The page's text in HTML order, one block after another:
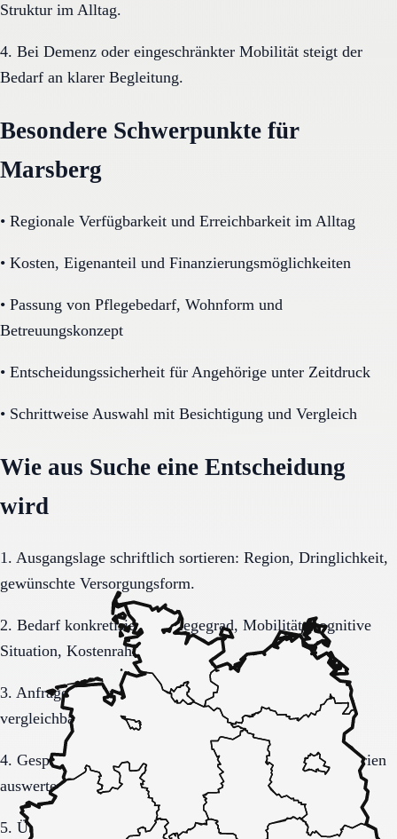
Struktur im Alltag.
4. Bei Demenz oder eingeschränkter Mobilität steigt der
Bedarf an klarer Begleitung.
Besondere Schwerpunkte für
Marsberg
• Regionale Verfügbarkeit und Erreichbarkeit im Alltag
• Kosten, Eigenanteil und Finanzierungsmöglichkeiten
• Passung von Pflegebedarf, Wohnform und
Betreuungskonzept
• Entscheidungssicherheit für Angehörige unter Zeitdruck
• Schrittweise Auswahl mit Besichtigung und Vergleich
Wie aus Suche eine Entscheidung
wird
1. Ausgangslage schriftlich sortieren: Region, Dringlichkeit,
gewünschte Versorgungsform.
2. Bedarf konkretisieren: Pflegegrad, Mobilität, kognitive
Situation, Kostenrahmen.
3. Anfrage sauber formulieren, damit Rückmeldungen
vergleichbar bleiben.
4. Gespräche und Besichtigungen mit festen Muss-Kriterien
auswerten.
5. Übergang, Kommunikation und Kosten vor der